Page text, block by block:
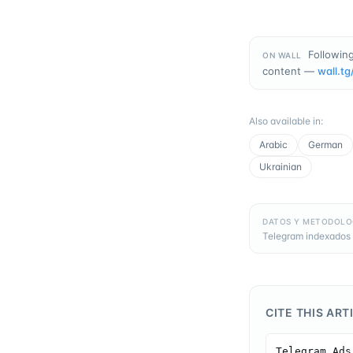
ON WALL
content —
Also available in:
Arabic
German
Ukrainian
DATOS Y
Telegram
CITE THIS